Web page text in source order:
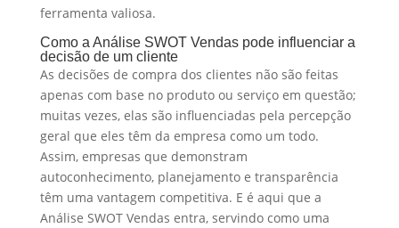
ferramenta valiosa.
Como a Análise SWOT Vendas pode influenciar a
decisão de um cliente
As decisões de compra dos clientes não são feitas
apenas com base no produto ou serviço em questão;
muitas vezes, elas são influenciadas pela percepção
geral que eles têm da empresa como um todo.
Assim, empresas que demonstram
autoconhecimento, planejamento e transparência
têm uma vantagem competitiva. E é aqui que a
Análise SWOT Vendas entra, servindo como uma